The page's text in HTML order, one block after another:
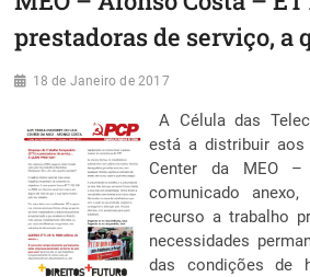
prestadoras de serviço, a
18 de Janeiro de 2017
A Célula das
está a distribuir aos
Center da MEO
comunicado
recurso a trabalho
necessidades
das condições de